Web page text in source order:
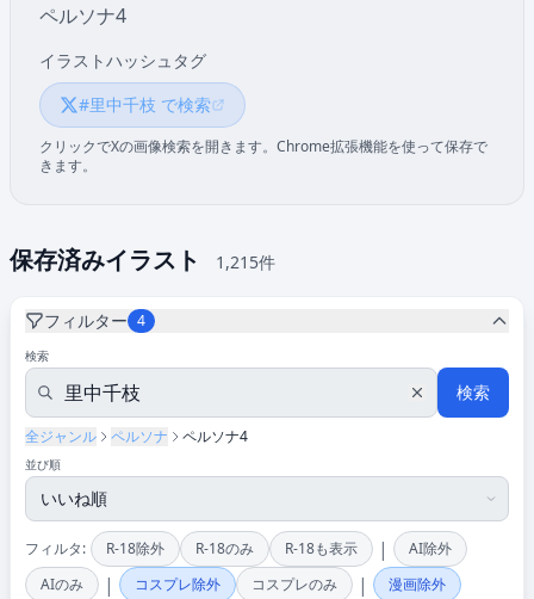
ペルソナ4
イラストハッシュタグ
#里中千枝 で検索
クリックでXの画像検索を開きます。Chrome拡張機能を使って保存で
きます。
保存済みイラスト 1,215件
フィルター 4
検索
検索
全ジャンル ペルソナ ペルソナ4
並び順
フィルタ: R-18除外 R-18のみ R-18も表示 |
AI除外
AIのみ
| コスプレ除外 コスプレのみ |
漫画除外